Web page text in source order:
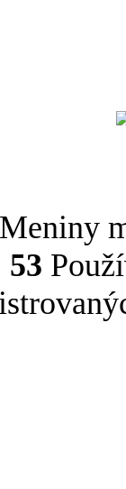
Meniny
53